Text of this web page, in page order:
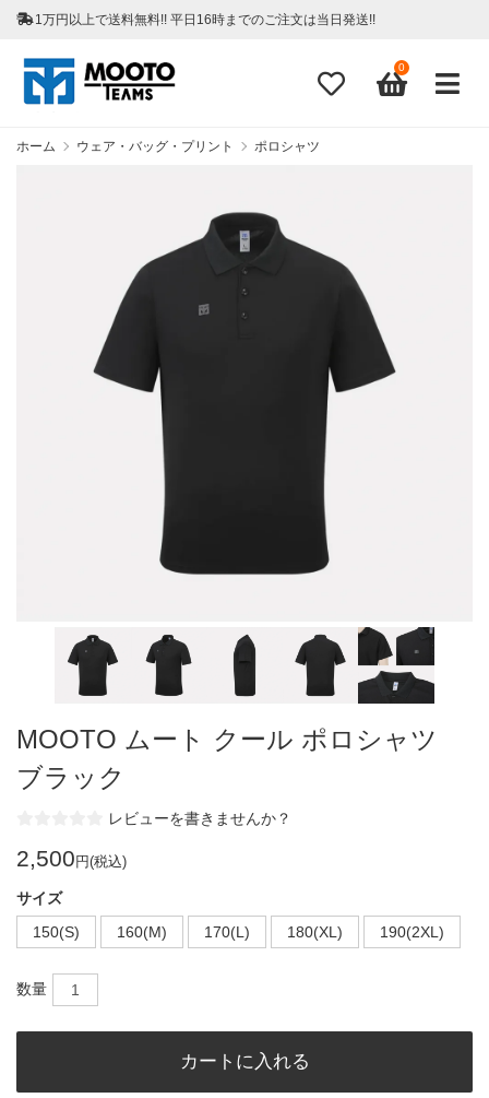
1万円以上で送料無料!! 平日16時までのご注文は当日発送!!
0
ホーム ウェア・バッグ・プリント ポロシャツ
MOOTO ムート クール ポロシャツ
ブラック
レビューを書きませんか？
2,500 円(税込)
サイズ
150(S)
160(M) 170(L) 180(XL) 190(2XL)
数量